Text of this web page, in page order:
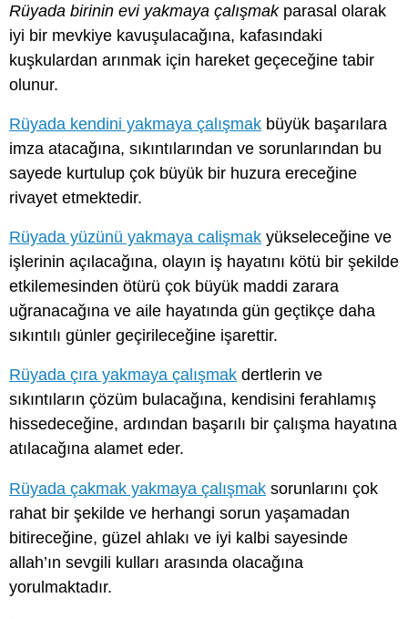
Rüyada birinin evi yakmaya çalışmakparasal olarak
iyi bir mevkiye kavuşulacağına, kafasındaki
kuşkulardan arınmak için hareket geçeceğine tabir
olunur.
Rüyada kendini yakmaya çalışmak büyük başarılara
imza atacağına, sıkıntılarından ve sorunlarından bu
sayede kurtulup çok büyük bir huzura ereceğine
rivayet etmektedir.
Rüyada yüzünü yakmaya calişmak yükseleceğine ve
işlerinin açılacağına, olayın iş hayatını kötü bir şekilde
etkilemesinden ötürü çok büyük maddi zarara
uğranacağına ve aile hayatında gün geçtikçe daha
sıkıntılı günler geçirileceğine işarettir.
Rüyada çıra yakmaya çalışmak dertlerin ve
sıkıntıların çözüm bulacağına, kendisini ferahlamış
hissedeceğine, ardından başarılı bir çalışma hayatına
atılacağına alamet eder.
Rüyada çakmak yakmaya çalışmak sorunlarını çok
rahat bir şekilde ve herhangi sorun yaşamadan
bitireceğine, güzel ahlakı ve iyi kalbi sayesinde
allah’ın sevgili kulları arasında olacağına
yorulmaktadır.